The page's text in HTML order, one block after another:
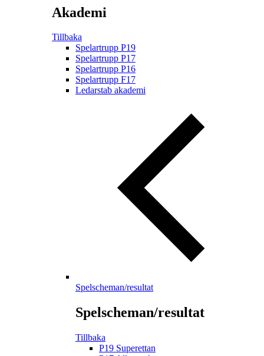
Akademi
Tillbaka
Spelartrupp P19
Spelartrupp P17
Spelartrupp P16
Spelartrupp F17
Ledarstab akademi
Spelscheman/resultat
Spelscheman/resultat
Tillbaka
P19 Superettan